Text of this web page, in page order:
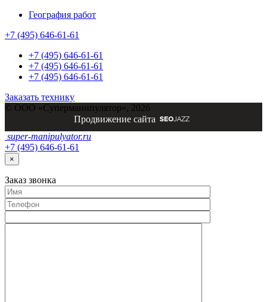
География работ
+7 (495) 646-61-61
+7 (495) 646-61-61
+7 (495) 646-61-61
+7 (495) 646-61-61
Заказать технику
© ООО «Суперманипулятор», 2026
Продвижение сайта
super-manipulyator.ru
+7 (495) 646-61-61
×
Заказ звонка